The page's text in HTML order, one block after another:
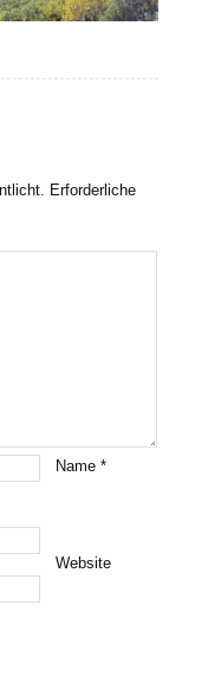
Erforderliche
Name*
Website